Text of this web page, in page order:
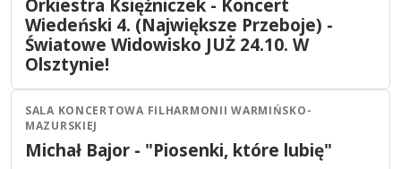
2026 17:00
Orkiestra Księżniczek - Koncert
Wiedeński 4. (Największe Przeboje) -
Światowe Widowisko JUŻ 24.10. W
Olsztynie!
Olsztyn Koncert
25 PAŹ
2026 19:00
SALA KONCERTOWA FILHARMONII WARMIŃSKO-
MAZURSKIEJ
Michał Bajor - "Piosenki, które lubię"